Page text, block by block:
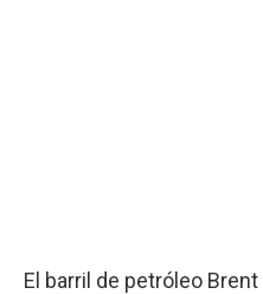
El barril de petróleo